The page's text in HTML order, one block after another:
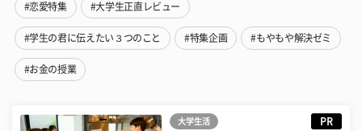
#恋愛特集 #大学生正直レビュー
#学生の君に伝えたい３つのこと #特集企画 #もやもや解決ゼミ
#お金の授業
大学生活 PR